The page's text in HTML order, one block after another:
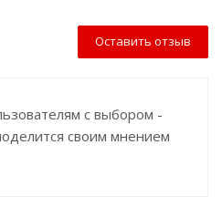
Оставить отзыв
с выбором -
своим мнением